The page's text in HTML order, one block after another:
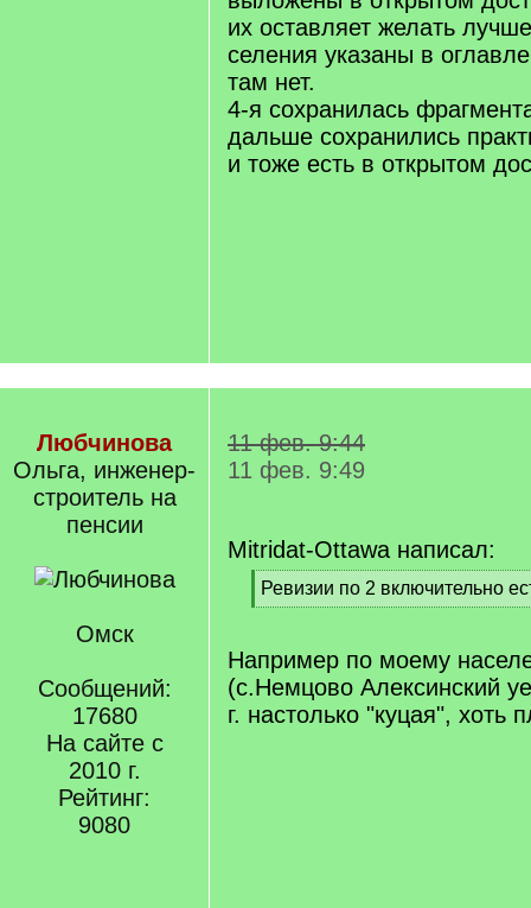
их оставляет желать
селения указаны в
там нет.
4-я сохранилась
дальше сохранились
и тоже есть в открытом
Любчинова
Ольга, инженер-
строитель на
пенсии
Омск
Сообщений:
17680
На сайте с
2010 г.
Рейтинг:
9080
11 фев. 9:44
11 фев. 9:49
Mitridat-Ottawa написал:
[
q
Ревизии по 2 включительно
[
q
]
Например по моему
(с.Немцово Алексинский
г. настолько "куцая", хоть